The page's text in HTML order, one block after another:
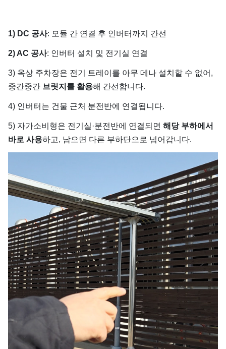
1) DC 공사: 모듈 간 연결 후 인버터까지 간선
2) AC 공사: 인버터 설치 및 전기실 연결
3) 옥상 주차장은 전기 트레이를 아무 데나 설치할 수 없어,
중간중간 브릿지를 활용해 간선합니다.
4) 인버터는 건물 근처 분전반에 연결됩니다.
5) 자가소비형은 전기실·분전반에 연결되면 해당 부하에서
바로 사용하고, 남으면 다른 부하단으로 넘어갑니다.